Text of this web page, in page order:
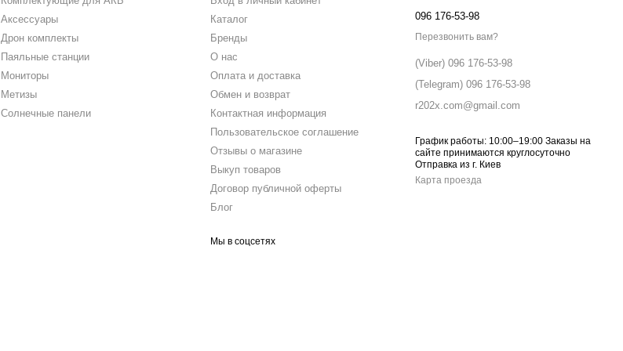
Аксессуары
Дрон комплекты
Паяльные станции
Мониторы
Метизы
Солнечные панели
Каталог
Бренды
О нас
Оплата и доставка
Обмен и возврат
Контактная информация
Пользовательское соглашение
Отзывы о магазине
Выкуп товаров
Договор публичной оферты
Блог
Мы в соцсетях
096 176-53-98
Перезвонить вам?
(Viber) 096 176-53-98
(Telegram) 096 176-53-98
r202x.com@gmail.com
График работы: 10:00–19:00 Заказы на
сайте принимаются круглосуточно
Отправка из г. Киев
Карта проезда